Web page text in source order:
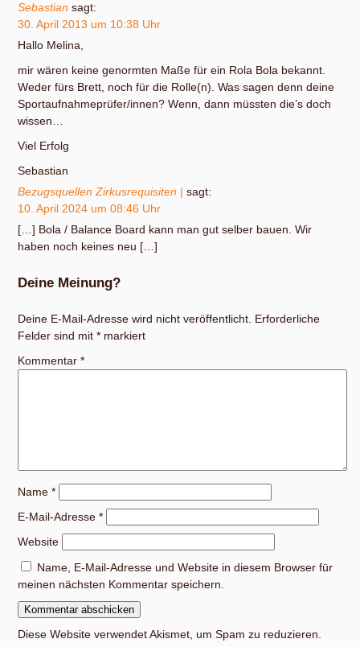
Sebastian sagt:
30. April 2013 um 10:38 Uhr
Hallo Melina,
mir wären keine genormten Maße für ein Rola Bola bekannt.
Weder fürs Brett, noch für die Rolle(n). Was sagen denn deine
Sportaufnahmeprüfer/innen? Wenn, dann müssten die’s doch
wissen…
Viel Erfolg
Sebastian
Bezugsquellen Zirkusrequisiten | sagt:
10. April 2024 um 08:46 Uhr
[…] Bola / Balance Board kann man gut selber bauen. Wir
haben noch keines neu […]
Deine Meinung?
Deine E-Mail-Adresse wird nicht veröffentlicht. Erforderliche
Felder sind mit* markiert
Kommentar*
Name*
E-Mail-Adresse*
Website
Name, E-Mail-Adresse und Website in diesem Browser für
meinen nächsten Kommentar speichern.
Diese Website verwendet Akismet, um Spam zu reduzieren.